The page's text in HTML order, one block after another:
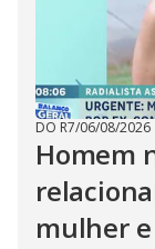
DO R7/06/08/2026
Homem
mulher